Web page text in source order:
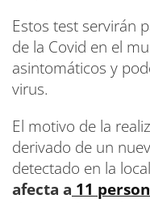
Estos test servirán
de la Covid en el
asintomáticos y
virus.
El motivo de la
derivado de un
detectado en la
afecta a 11